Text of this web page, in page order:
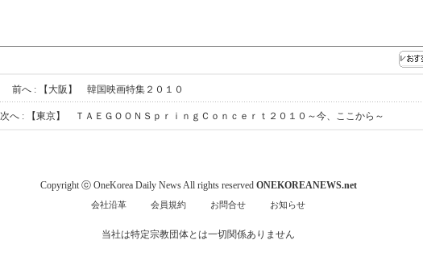
前へ : 【大阪】 韓国映画特集２０１０
次へ : 【東京】 ＴＡＥＧＯＯＮＳｐｒｉｎｇＣｏｎｃｅｒｔ２０１０～今、ここから～
Copyright ⓒ OneKorea Daily News All rights reserved ONEKOREANEWS.net
会社沿革 会員規約 お問合せ お知らせ
当社は特定宗教団体とは一切関係ありません